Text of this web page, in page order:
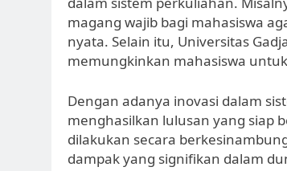
magang wajib bagi mahasiswa
nyata. Selain itu, Universitas
memungkinkan mahasiswa
Dengan adanya inovasi dalam
menghasilkan lulusan yang siap
dilakukan secara
dampak yang signifikan dalam